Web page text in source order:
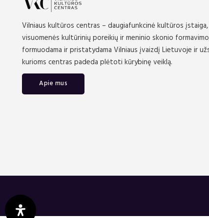
Vilniaus kultūros centras – daugiafunkcinė kultūros
visuomenės kultūrinių poreikių ir meninio skonio
formuodama ir pristatydama Vilniaus įvaizdį Lietuvoje ir
kurioms centras padeda plėtoti kūrybinę veiklą.
Apie mus